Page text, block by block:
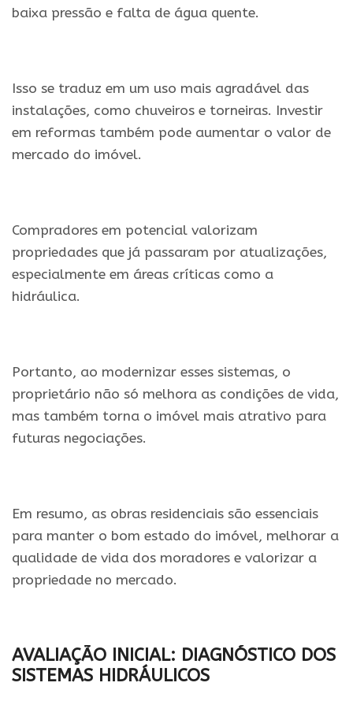
baixa pressão e falta de água quente.
Isso se traduz em um uso mais agradável das
instalações, como chuveiros e torneiras. Investir
em reformas também pode aumentar o valor de
mercado do imóvel.
Compradores em potencial valorizam
propriedades que já passaram por atualizações,
especialmente em áreas críticas como a
hidráulica.
Portanto, ao modernizar esses sistemas, o
proprietário não só melhora as condições de vida,
mas também torna o imóvel mais atrativo para
futuras negociações.
Em resumo, as obras residenciais são essenciais
para manter o bom estado do imóvel, melhorar a
qualidade de vida dos moradores e valorizar a
propriedade no mercado.
AVALIAÇÃO INICIAL: DIAGNÓSTICO DOS
SISTEMAS HIDRÁULICOS